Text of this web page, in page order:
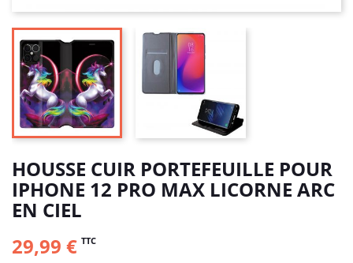
HOUSSE CUIR PORTEFEUILLE POUR
IPHONE 12 PRO MAX LICORNE ARC
EN CIEL
29,99 € TTC